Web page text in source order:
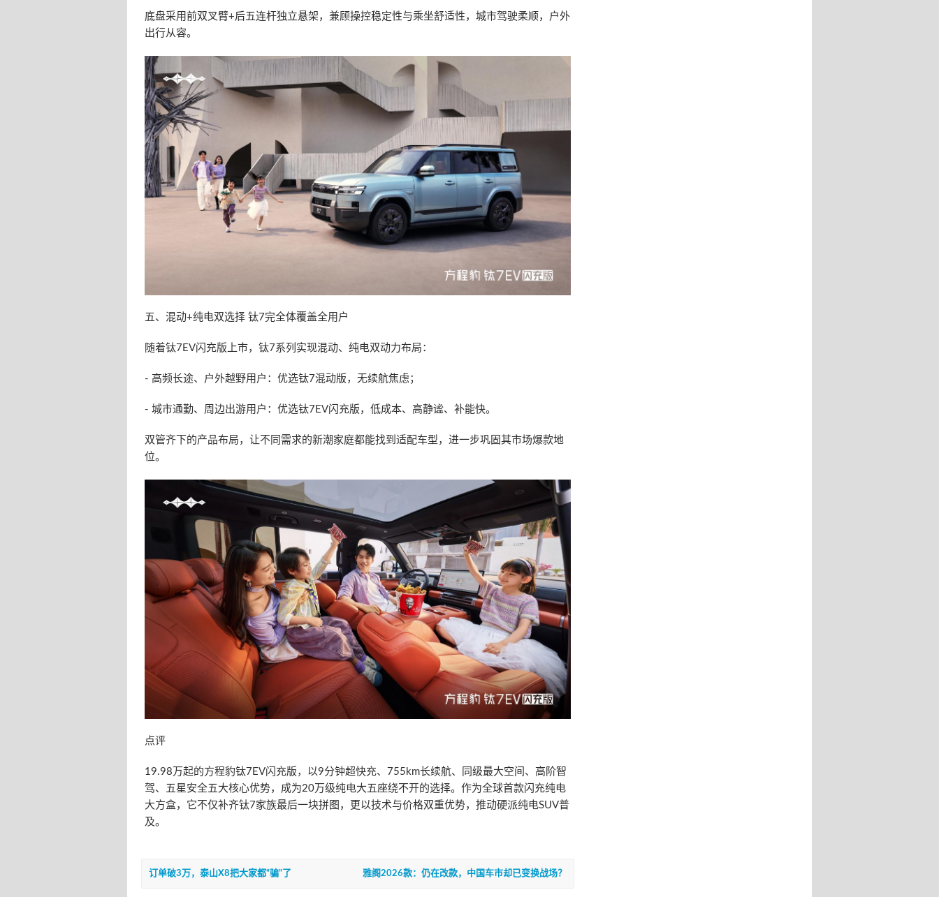
底盘采用前双叉臂+后五连杆独立悬架，兼顾操控稳定性与乘坐舒适性，城市驾驶柔顺，户外
出行从容。
五、混动+纯电双选择 钛7完全体覆盖全用户
随着钛7EV闪充版上市，钛7系列实现混动、纯电双动力布局：
- 高频长途、户外越野用户：优选钛7混动版，无续航焦虑；
- 城市通勤、周边出游用户：优选钛7EV闪充版，低成本、高静谧、补能快。
双管齐下的产品布局，让不同需求的新潮家庭都能找到适配车型，进一步巩固其市场爆款地
位。
点评
19.98万起的方程豹钛7EV闪充版，以9分钟超快充、755km长续航、同级最大空间、高阶智
驾、五星安全五大核心优势，成为20万级纯电大五座绕不开的选择。作为全球首款闪充纯电
大方盒，它不仅补齐钛7家族最后一块拼图，更以技术与价格双重优势，推动硬派纯电SUV普
及。
订单破3万，泰山X8把大家都“骗”了 雅阁2026款：仍在改款，中国车市却已变换战场？